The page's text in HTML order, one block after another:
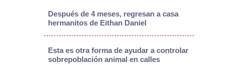
Después de 4 meses, regresan a casa
hermanitos de Eithan Daniel
Esta es otra forma de ayudar a controlar
sobrepoblación animal en calles